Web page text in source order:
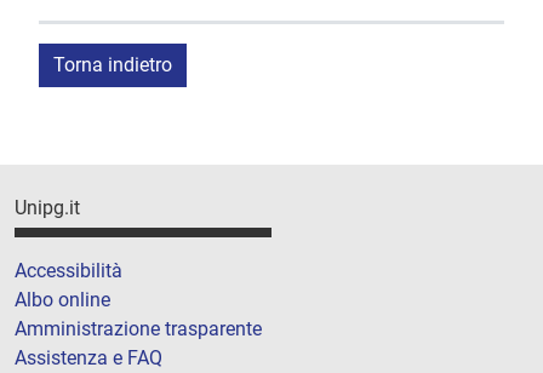
Torna indietro
Unipg.it
Accessibilità
Albo online
Amministrazione trasparente
Assistenza e FAQ